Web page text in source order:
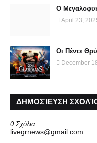
Ο
April 23,
Οι Πέντε
December
ΔΗΜΟΣΊΕΥΣΗ
0 Σχόλια
livegrnews@gmail.com